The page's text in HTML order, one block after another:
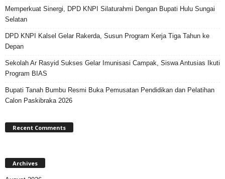
Memperkuat Sinergi, DPD KNPI Silaturahmi Dengan Bupati Hulu Sungai
Selatan
DPD KNPI Kalsel Gelar Rakerda, Susun Program Kerja Tiga Tahun ke
Depan
Sekolah Ar Rasyid Sukses Gelar Imunisasi Campak, Siswa Antusias Ikuti
Program BIAS
Bupati Tanah Bumbu Resmi Buka Pemusatan Pendidikan dan Pelatihan
Calon Paskibraka 2026
Recent Comments
Archives